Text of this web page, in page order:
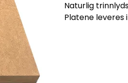
Naturlig
Platene leveres